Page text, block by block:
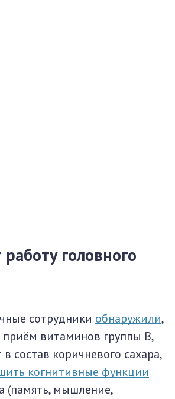
головного
сотрудники обнаружили,
приём витаминов группы B,
состав коричневого сахара,
когнитивные функции
(память, мышление,